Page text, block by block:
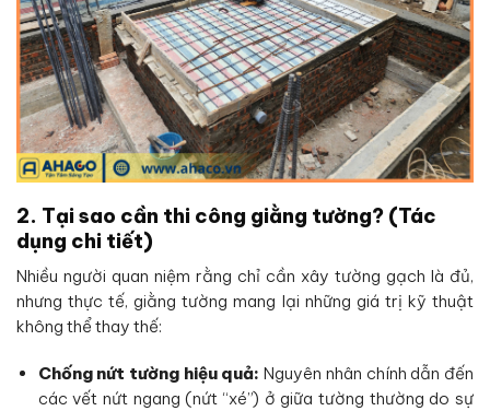
2. Tại sao cần thi công giằng tường? (Tác
dụng chi tiết)
Nhiều người quan niệm rằng chỉ cần xây tường gạch là đủ,
nhưng thực tế, giằng tường mang lại những giá trị kỹ thuật
không thể thay thế:
Chống nứt tường hiệu quả: Nguyên nhân chính dẫn đến
các vết nứt ngang (nứt “xé”) ở giữa tường thường do sự